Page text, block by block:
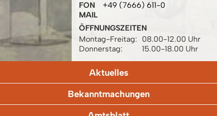
FON
+49 (7666) 611-0
MAIL
ÖFFNUNGSZEITEN
Montag-Freitag:
08.00-12.00 Uhr
Donnerstag:
15.00-18.00 Uhr
Aktuelles
Bekanntmachungen